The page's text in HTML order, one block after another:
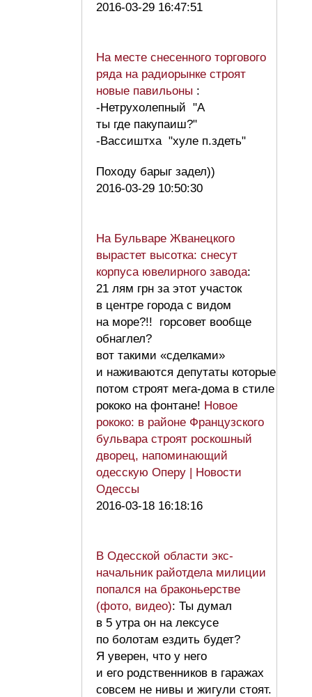
2016-03-29 16:47:51
На месте снесенного торгового
ряда на радиорынке строят
новые павильоны :
-Нетрухолепный "А
ты где пакупаиш?"
-Вассиштха "хуле п.здеть"
Походу барыг задел))
2016-03-29 10:50:30
На Бульваре Жванецкого
вырастет высотка: снесут
корпуса ювелирного завода:
21 лям грн за этот участок
в центре города с видом
на море?!! горсовет вообще
обнаглел?
вот такими «сделками»
и наживаются депутаты которые
потом строят мега-дома в стиле
рококо на фонтане! Новое
рококо: в районе Французского
бульвара строят роскошный
дворец, напоминающий
одесскую Оперу | Новости
Одессы
2016-03-18 16:18:16
В Одесской области экс-
начальник райотдела милиции
попался на браконьерстве
(фото, видео): Ты думал
в 5 утра он на лексусе
по болотам ездить будет?
Я уверен, что у него
и его родственников в гаражах
совсем не нивы и жигули стоят.